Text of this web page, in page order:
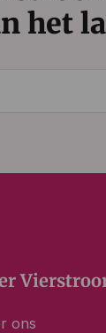
het
ons